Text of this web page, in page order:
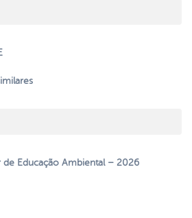
de Educação Ambiental – 2026